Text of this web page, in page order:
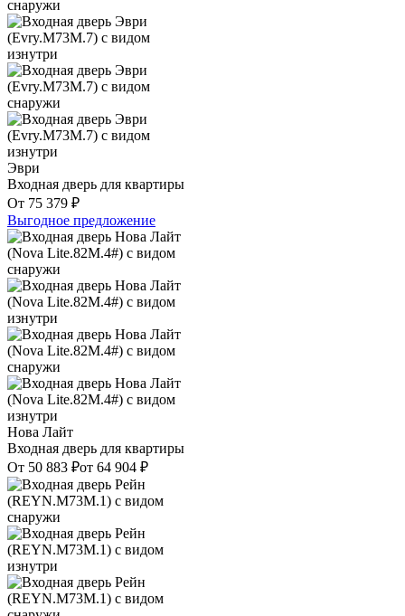
Эври
Входная дверь для квартиры
От 75 379 ₽
Выгодное предложение
Нова Лайт
Входная дверь для квартиры
От 50 883 ₽от 64 904 ₽